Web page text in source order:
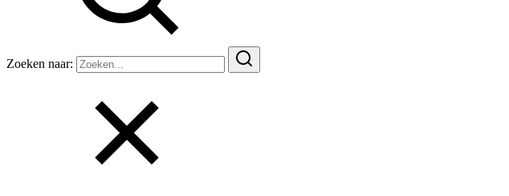
Zoeken naar: